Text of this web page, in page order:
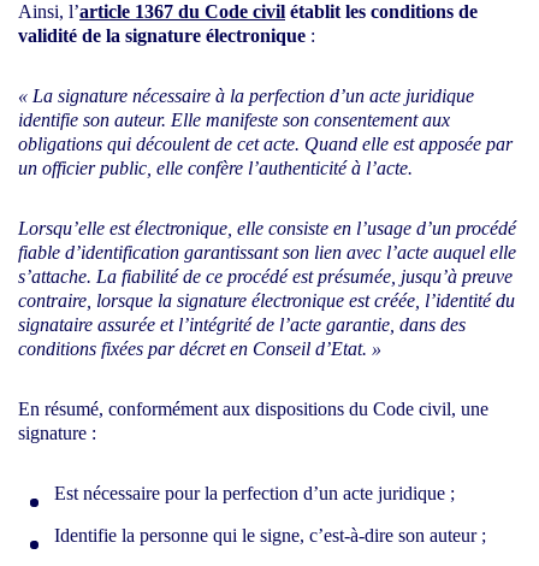
Ainsi, l’article 1367 du Code civil établit les conditions de
validité de la signature électronique :
« La signature nécessaire à la perfection d’un acte juridique
identifie son auteur. Elle manifeste son consentement aux
obligations qui découlent de cet acte. Quand elle est apposée par
un officier public, elle confère l’authenticité à l’acte.
Lorsqu’elle est électronique, elle consiste en l’usage d’un procédé
fiable d’identification garantissant son lien avec l’acte auquel elle
s’attache. La fiabilité de ce procédé est présumée, jusqu’à preuve
contraire, lorsque la signature électronique est créée, l’identité du
signataire assurée et l’intégrité de l’acte garantie, dans des
conditions fixées par décret en Conseil d’Etat. »
En résumé, conformément aux dispositions du Code civil, une
signature :
Est nécessaire pour la perfection d’un acte juridique ;
Identifie la personne qui le signe, c’est-à-dire son auteur ;